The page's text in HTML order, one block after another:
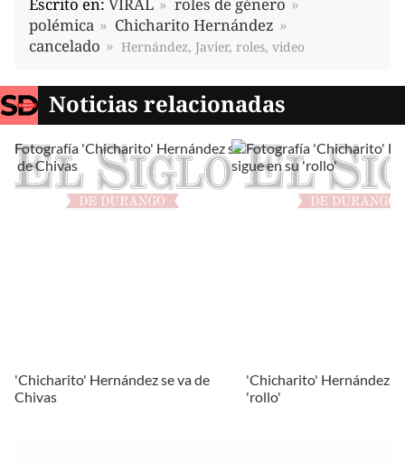
polémica
Chicharito Hernández
cancelado
Hernández, Javier, roles, video
Noticias relacionadas
'Chicharito' Hernández se va de
Chivas
'Chicharito' Hernández
'rollo'